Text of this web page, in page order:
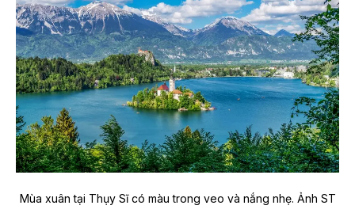
Mùa xuân tại Thụy Sĩ có màu trong veo và nắng nhẹ. Ảnh ST